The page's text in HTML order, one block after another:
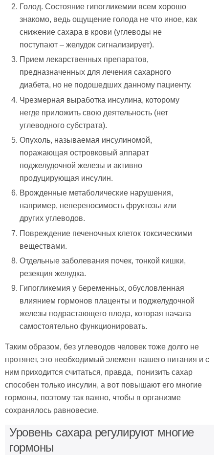
Голод. Состояние гипогликемии всем хорошо
знакомо, ведь ощущение голода не что иное, как
снижение сахара в крови (углеводы не
поступают – желудок сигнализирует).
Прием лекарственных препаратов,
предназначенных для лечения сахарного
диабета, но не подошедших данному пациенту.
Чрезмерная выработка инсулина, которому
негде приложить свою деятельность (нет
углеводного субстрата).
Опухоль, называемая инсулиномой,
поражающая островковый аппарат
поджелудочной железы и активно
продуцирующая инсулин.
Врожденные метаболические нарушения,
например, непереносимость фруктозы или
других углеводов.
Повреждение печеночных клеток токсическими
веществами.
Отдельные заболевания почек, тонкой кишки,
резекция желудка.
Гипогликемия у беременных, обусловленная
влиянием гормонов плаценты и поджелудочной
железы подрастающего плода, которая начала
самостоятельно функционировать.
Таким образом, без углеводов человек тоже долго не
протянет, это необходимый элемент нашего питания и с
ним приходится считаться, правда, понизить сахар
способен только инсулин, а вот повышают его многие
гормоны, поэтому так важно, чтобы в организме
сохранялось равновесие.
Уровень сахара регулируют многие
гормоны